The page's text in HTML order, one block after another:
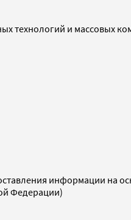
технологий и массовых
информации на
Федерации)